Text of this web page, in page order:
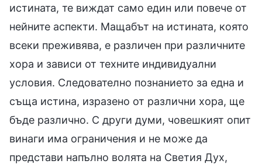
истината, те виждат само един или повече от
нейните аспекти. Мащабът на истината, която
всеки преживява, е различен при различните
хора и зависи от техните индивидуални
условия. Следователно познанието за една и
съща истина, изразено от различни хора, ще
бъде различно. С други думи, човешкият опит
винаги има ограничения и не може да
представи напълно волята на Светия Дух,